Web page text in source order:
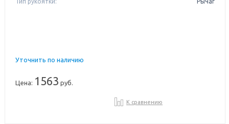
Уточнить по наличию
Цена: 1563 руб.
К сравнению